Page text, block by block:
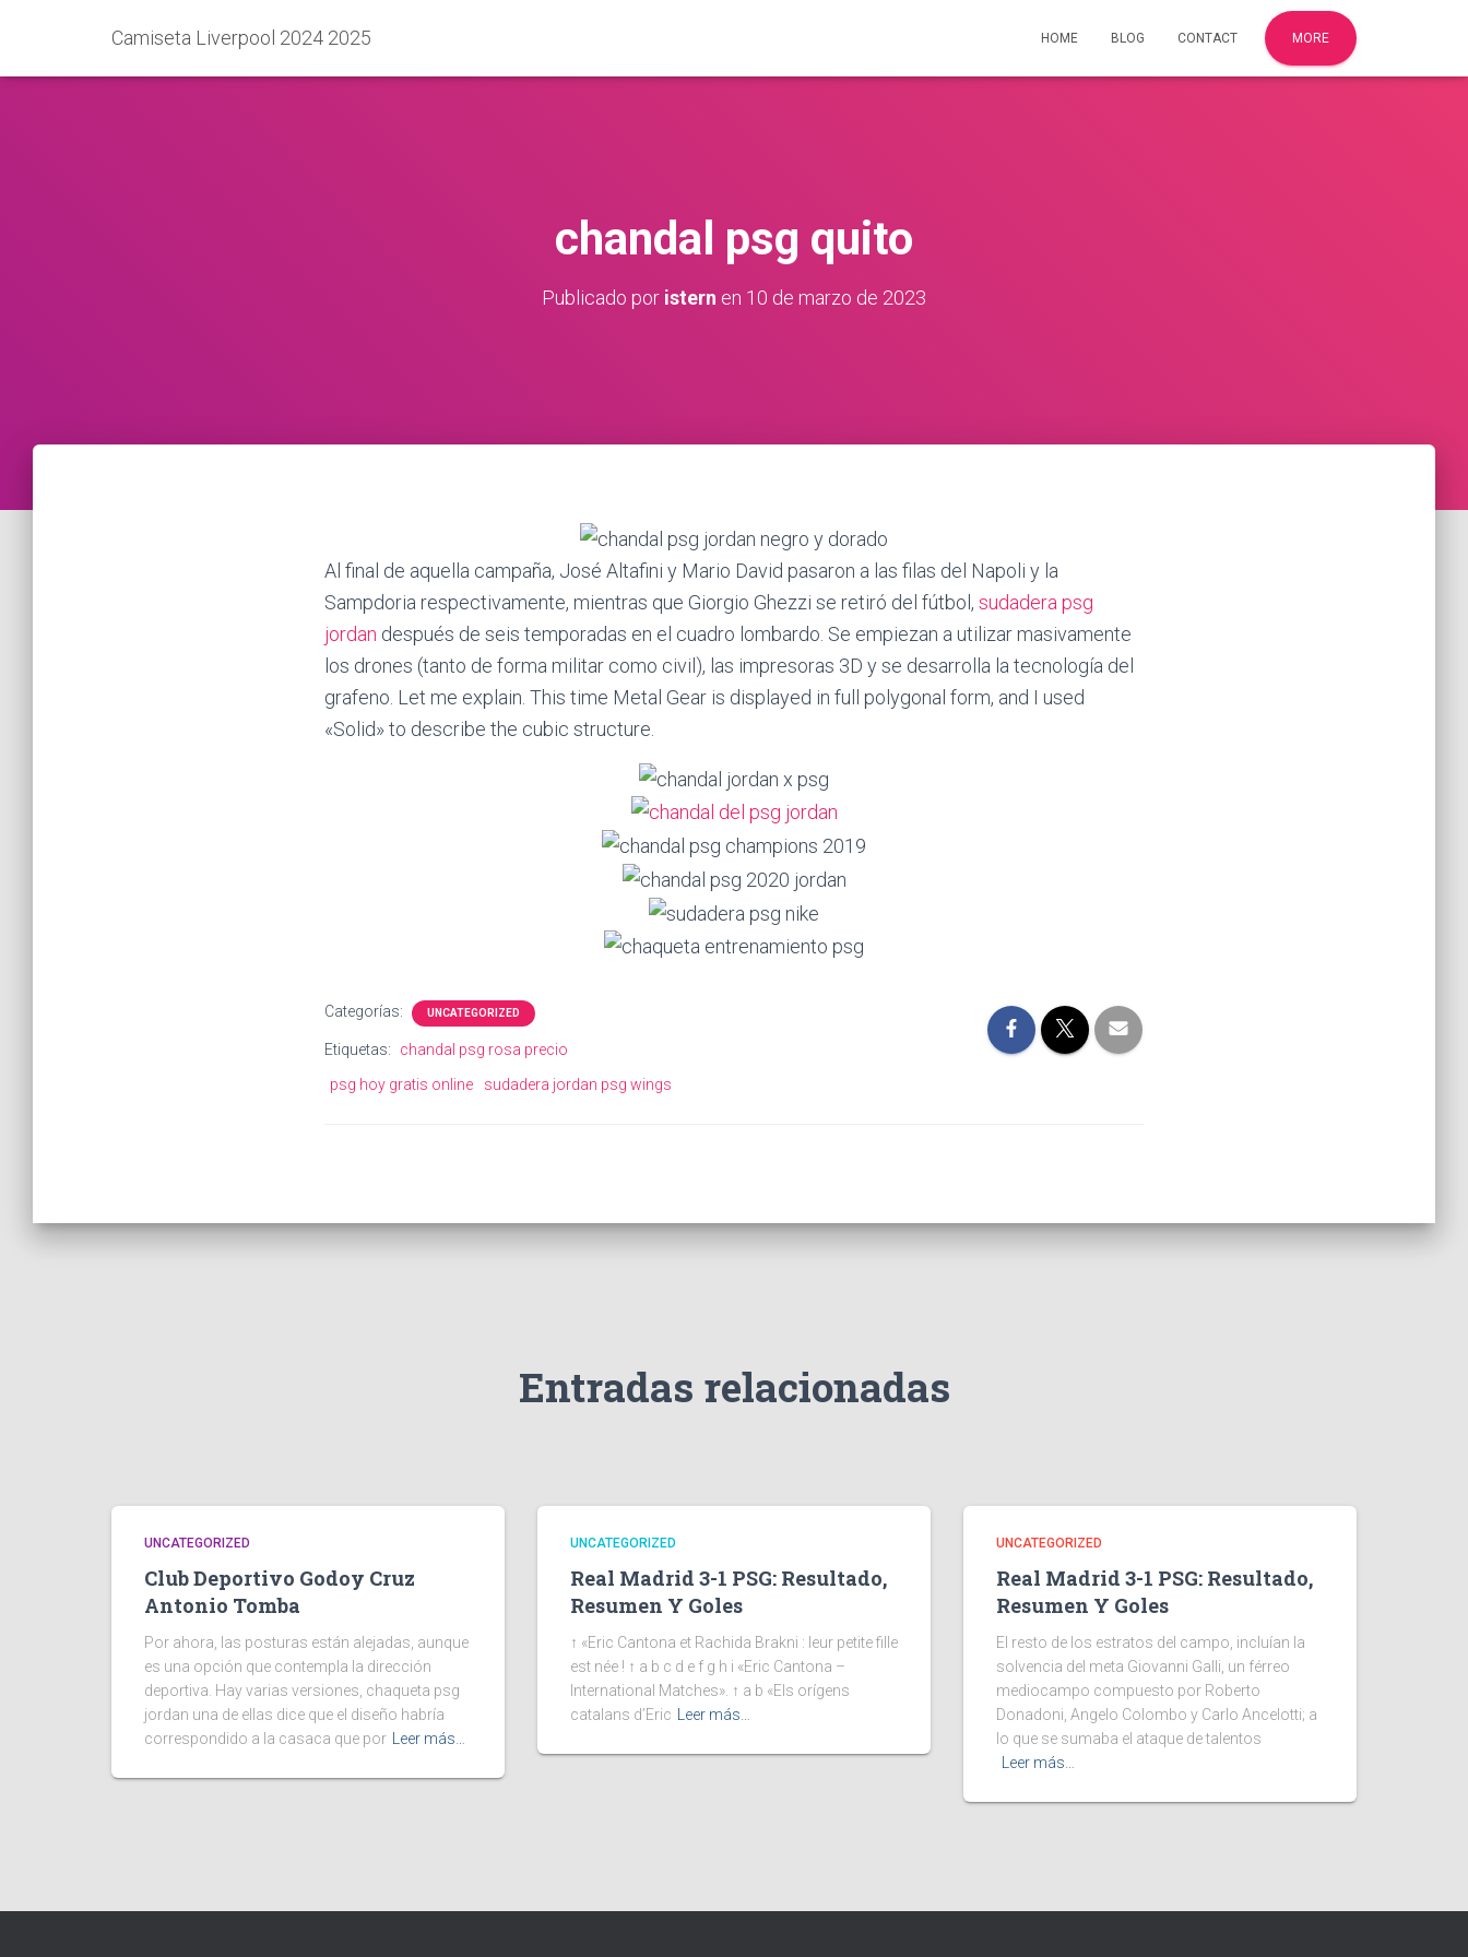
Camiseta Liverpool 2024 2025 HOME BLOG CONTACT MORE
chandal psg quito
Publicado por istern en 10 de marzo de 2023
Al final de aquella campaña, José Altafini y Mario David pasaron a las filas del Napoli y la
Sampdoria respectivamente, mientras que Giorgio Ghezzi se retiró del fútbol, sudadera psg
jordan después de seis temporadas en el cuadro lombardo. Se empiezan a utilizar masivamente
los drones (tanto de forma militar como civil), las impresoras 3D y se desarrolla la tecnología del
grafeno. Let me explain. This time Metal Gear is displayed in full polygonal form, and I used
«Solid» to describe the cubic structure.
Categorías: UNCATEGORIZED
Etiquetas:
chandal psg rosa precio
psg hoy gratis online
sudadera jordan psg wings
Entradas relacionadas
UNCATEGORIZED
Club Deportivo Godoy Cruz
Antonio Tomba
Por ahora, las posturas están alejadas, aunque
es una opción que contempla la dirección
deportiva. Hay varias versiones, chaqueta psg
jordan una de ellas dice que el diseño habría
correspondido a la casaca que por Leer más…
UNCATEGORIZED
Real Madrid 3-1 PSG: Resultado,
Resumen Y Goles
↑ «Eric Cantona et Rachida Brakni : leur petite fille
est née ! ↑ a b c d e f g h i «Eric Cantona –
International Matches». ↑ a b «Els orígens
catalans d’Eric Leer más…
UNCATEGORIZED
Real Madrid 3-1 PSG: Resultado,
Resumen Y Goles
El resto de los estratos del campo, incluían la
solvencia del meta Giovanni Galli, un férreo
mediocampo compuesto por Roberto
Donadoni, Angelo Colombo y Carlo Ancelotti; a
lo que se sumaba el ataque de talentos
Leer más…